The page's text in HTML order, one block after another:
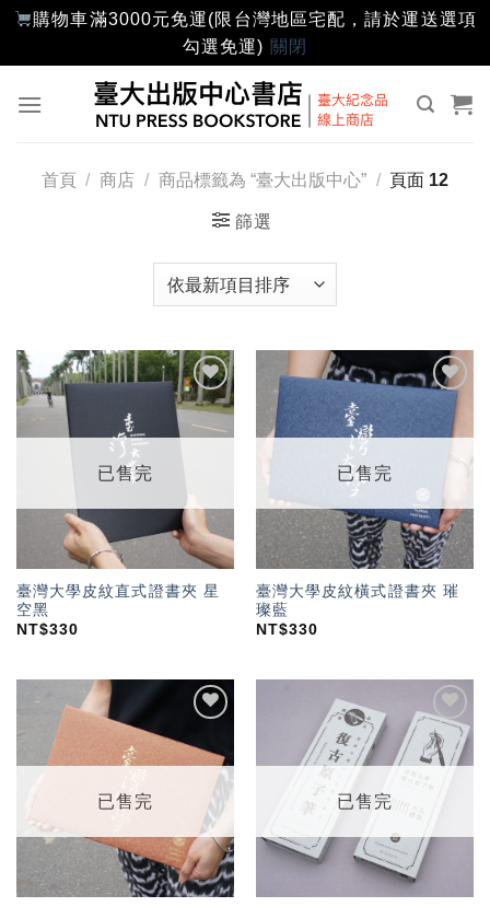
購物車滿3000元免運(限台灣地區宅配，請於運送選項
勾選免運) 關閉
首頁 / 商店 / 商品標籤為 “臺大出版中心” / 頁面 12
篩選
加入
望輕
已售完
臺灣大學皮紋直式證書夾 星
空黑
NT$330
加入
「願
望輕
已售完
臺灣大學皮紋橫式證書夾 璀
璨藍
NT$330
「願
望輕
單」
已售完
加入
「願
望輕
已售完